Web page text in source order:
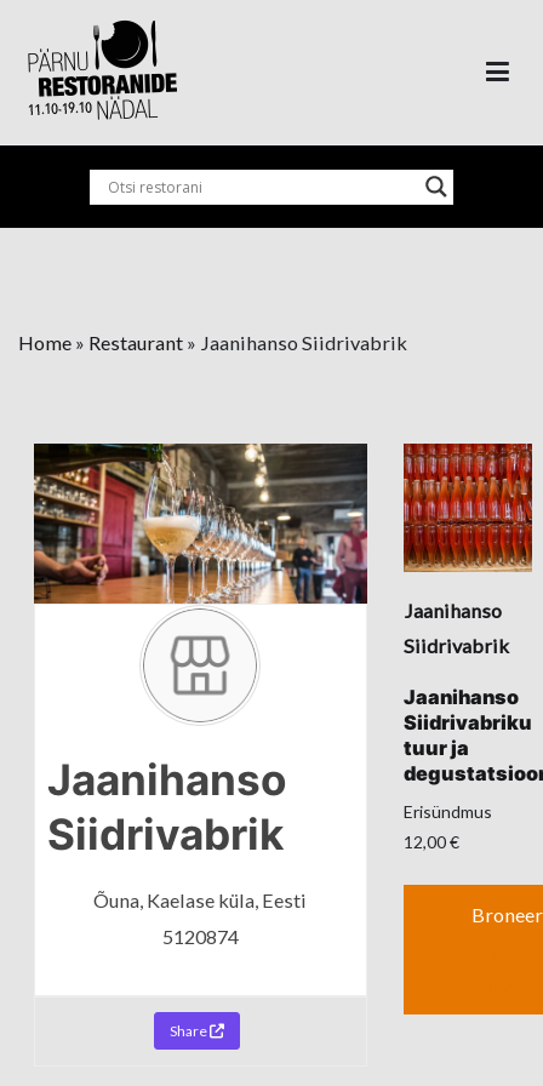
content
Pärnu Restaurant Week
Home » Restaurant » Jaanihanso Siidrivabrik
Jaanihanso
Siidrivabrik
Õuna, Kaelase küla, Eesti
5120874
Share
Jaanihanso
Siidrivabrik
Jaanihanso
Siidrivabriku
tuur ja
12,00€